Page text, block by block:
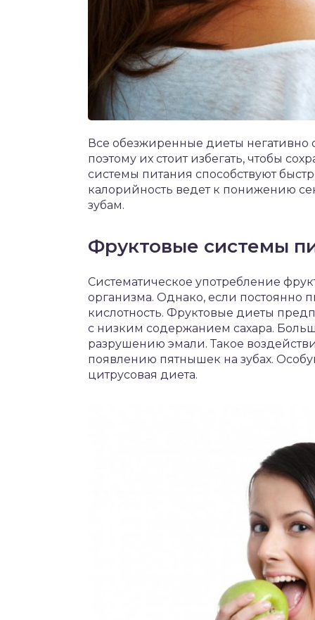
Все обезжиренные диеты негативно
поэтому их стоит избегать, чтобы
системы питания способствуют
калорийность ведет к понижению
зубам.
Фруктовые системы
Систематическое употребление
организма. Однако, если постоянно
кислотность. Фруктовые диеты
с низким содержанием сахара.
разрушению эмали. Такое
появлению пятнышек на зубах.
цитрусовая диета.